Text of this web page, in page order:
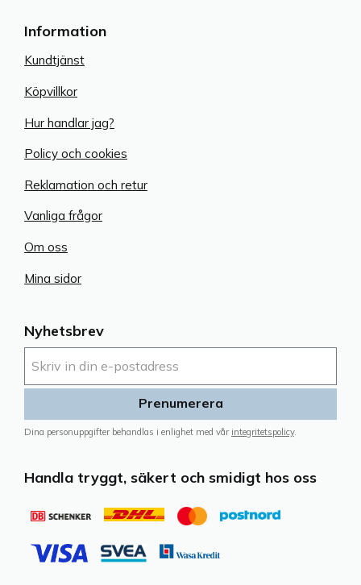
Nyhetsbrev
Prenumerera
Dina personuppgifter behandlas i enlighet med vår integritetspolicy.
Handla tryggt, säkert och smidigt hos oss
Information
Kundtjänst
Köpvillkor
Hur handlar jag?
Policy och cookies
Reklamation och retur
Vanliga frågor
Om oss
Mina sidor